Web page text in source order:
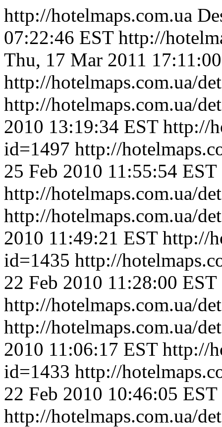
http://hotelmaps.com.ua
07:22:46 EST http://
Thu, 17 Mar 2011
http://hotelmaps.com.ua/
http://hotelmaps.com.ua/
2010 13:19:34 EST http://
id=1497 http://
25 Feb 2010 11:55:54 EST
http://hotelmaps.com.ua/
http://hotelmaps.com.ua/
2010 11:49:21 EST http://
id=1435 http://
22 Feb 2010 11:28:00 EST
http://hotelmaps.com.ua/
http://hotelmaps.com.ua/
2010 11:06:17 EST http://
id=1433 http://
22 Feb 2010 10:46:05 EST
http://hotelmaps.com.ua/